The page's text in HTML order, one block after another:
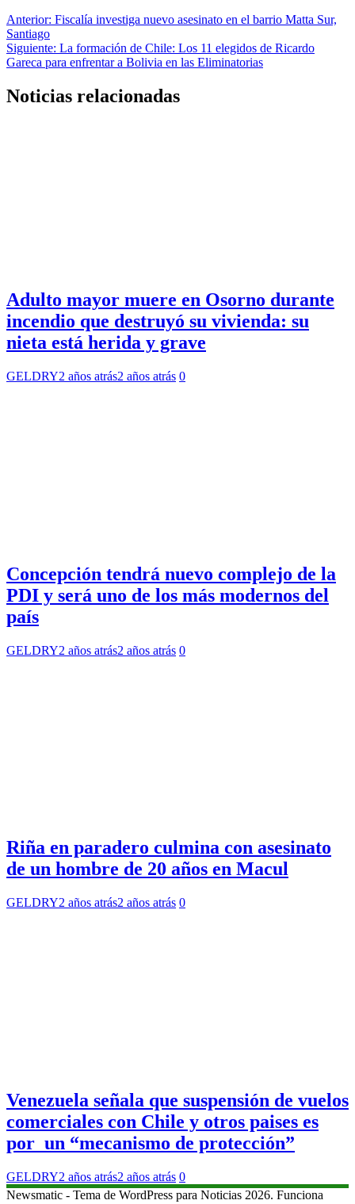
Navegación
de
entradas
Anterior: Fiscalía investiga nuevo asesinato en el barrio Matta Sur,
Santiago
Siguiente: La formación de Chile: Los 11 elegidos de Ricardo
Gareca para enfrentar a Bolivia en las Eliminatorias
Noticias relacionadas
Adulto mayor muere en Osorno durante
incendio que destruyó su vivienda: su
nieta está herida y grave
GELDRY2 años atrás2 años atrás 0
Concepción tendrá nuevo complejo de la
PDI y será uno de los más modernos del
país
GELDRY2 años atrás2 años atrás 0
Riña en paradero culmina con asesinato
de un hombre de 20 años en Macul
GELDRY2 años atrás2 años atrás 0
Venezuela señala que suspensión de vuelos
comerciales con Chile y otros paises es
por un “mecanismo de protección”
GELDRY2 años atrás2 años atrás 0
Newsmatic - Tema de WordPress para Noticias 2026. Funciona